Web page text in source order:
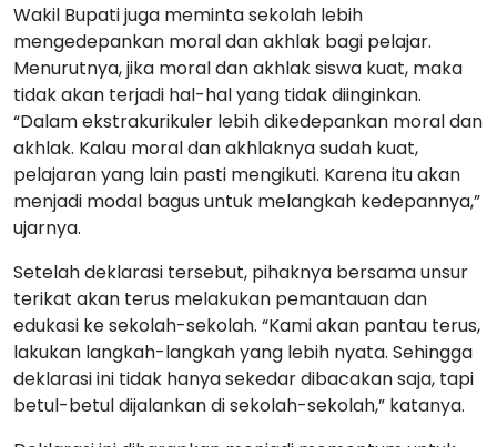
Wakil Bupati juga meminta sekolah lebih
mengedepankan moral dan akhlak bagi pelajar.
Menurutnya, jika moral dan akhlak siswa kuat, maka
tidak akan terjadi hal-hal yang tidak diinginkan.
“Dalam ekstrakurikuler lebih dikedepankan moral dan
akhlak. Kalau moral dan akhlaknya sudah kuat,
pelajaran yang lain pasti mengikuti. Karena itu akan
menjadi modal bagus untuk melangkah kedepannya,”
ujarnya.
Setelah deklarasi tersebut, pihaknya bersama unsur
terikat akan terus melakukan pemantauan dan
edukasi ke sekolah-sekolah. “Kami akan pantau terus,
lakukan langkah-langkah yang lebih nyata. Sehingga
deklarasi ini tidak hanya sekedar dibacakan saja, tapi
betul-betul dijalankan di sekolah-sekolah,” katanya.